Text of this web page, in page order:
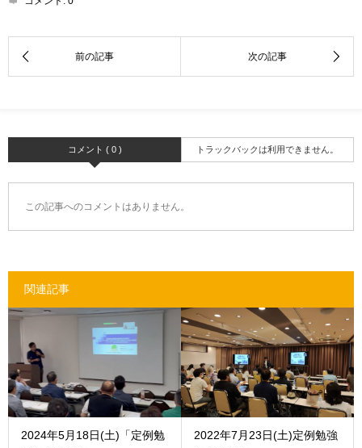
コメント ( 0 ) トラックバックは利用できません。
この記事へのコメントはありません。
関連記事
2024年5月18日(土)「定例勉
2022年7月23日(土)定例勉強